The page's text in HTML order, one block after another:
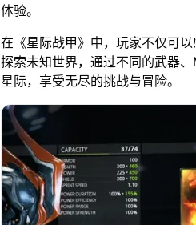
体验。
在《星际战甲》中，玩家不仅可
探索未知世界，通过不同的武器
星际，享受无尽的挑战与冒险。